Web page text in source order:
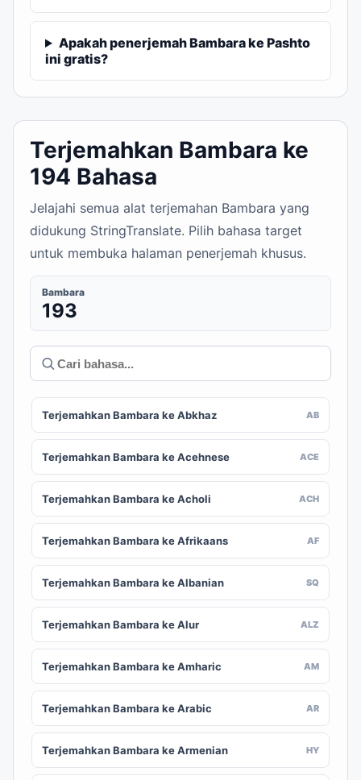
Apakah penerjemah Bambara ke Pashto
ini gratis?
Terjemahkan Bambara ke
194 Bahasa
Jelajahi semua alat terjemahan Bambara yang
didukung StringTranslate. Pilih bahasa target
untuk membuka halaman penerjemah khusus.
Bambara
193
Terjemahkan Bambara ke Abkhaz AB
Terjemahkan Bambara ke Acehnese ACE
Terjemahkan Bambara ke Acholi ACH
Terjemahkan Bambara ke Afrikaans AF
Terjemahkan Bambara ke Albanian SQ
Terjemahkan Bambara ke Alur ALZ
Terjemahkan Bambara ke Amharic AM
Terjemahkan Bambara ke Arabic AR
Terjemahkan Bambara ke Armenian HY